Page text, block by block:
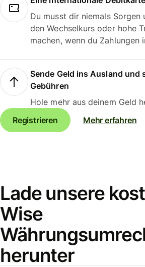
Du musst dir niemals Sorgen
den Wechselkurs oder hohe
machen, wenn du Zahlungen
Sende Geld ins Ausland und
Gebühren
Hole mehr aus deinem Geld
Registrieren
Mehr erfahren
Lade unsere
Wise
herunter